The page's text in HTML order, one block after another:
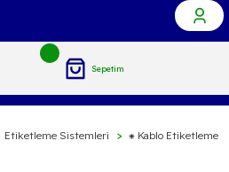
Sepetim
Etiketleme Sistemleri ⁕ Kablo Etiketleme